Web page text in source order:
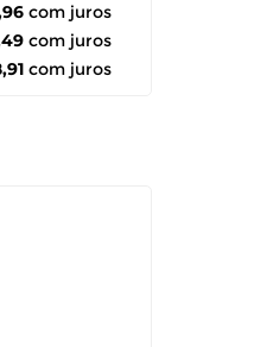
com juros
com juros
com juros